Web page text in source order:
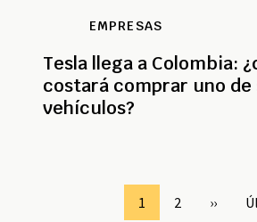
EMPRESAS
Tesla llega a Colombia:
costará comprar uno de
vehículos?
Page
1 Page
2 ››